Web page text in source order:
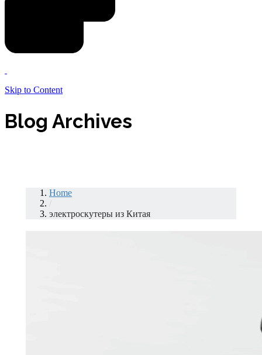
Skip to Content
Blog Archives
Home
/
электроскутеры из Китая